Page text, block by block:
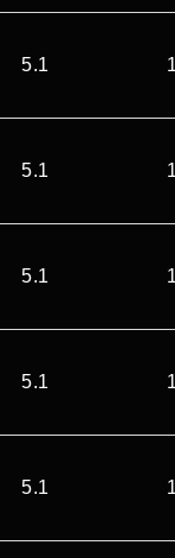
5.1
5.1
5.1
5.1
5.1